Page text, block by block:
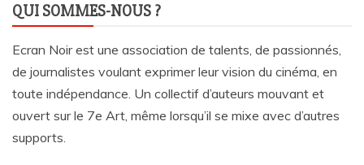
QUI SOMMES-NOUS ?
Ecran Noir est une association de talents, de passionnés,
de journalistes voulant exprimer leur vision du cinéma, en
toute indépendance. Un collectif d’auteurs mouvant et
ouvert sur le 7e Art, même lorsqu’il se mixe avec d’autres
supports.